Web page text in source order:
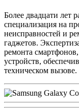
Более двадцати лет
специализация на
неисправностей и
гаджетов.
ремонта
устройств,
техническом вызове.